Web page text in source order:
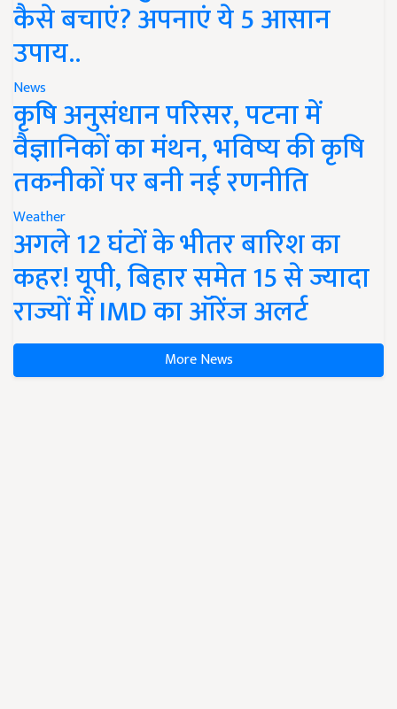
कैसे बचाएं? अपनाएं ये 5 आसान
उपाय..
News
कृषि अनुसंधान परिसर, पटना में
वैज्ञानिकों का मंथन, भविष्य की कृषि
तकनीकों पर बनी नई रणनीति
Weather
अगले 12 घंटों के भीतर बारिश का
कहर! यूपी, बिहार समेत 15 से ज्यादा
राज्यों में IMD का ऑरेंज अलर्ट
More News